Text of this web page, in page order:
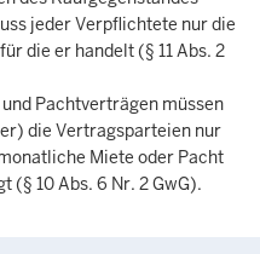
jeder Verpflichtete nur die
die er handelt (§ 11 Abs. 2
Pachtverträgen müssen
die Vertragsparteien nur
Miete oder Pacht
(§ 10 Abs. 6 Nr. 2 GwG).